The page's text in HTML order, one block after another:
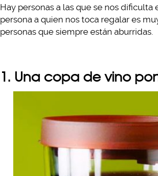
Hay personas a las que se nos
persona a quien nos toca regalar es
personas que siempre están aburridas.
1. Una copa de vino